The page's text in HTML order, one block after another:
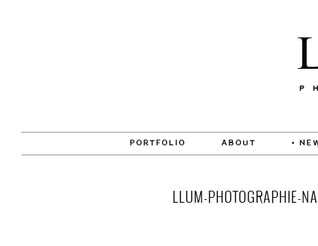
PORTFOLIO ABOUT •
LLUM-PHOTOGRAPHIE-